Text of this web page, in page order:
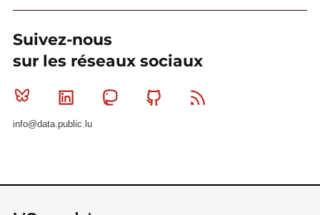
Suivez-nous
sur les réseaux sociaux
Bluesky Linkedin MastodonGithub
info@data.public.lu